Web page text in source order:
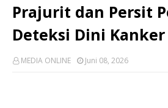
Prajurit dan Persit
Deteksi Dini
MEDIA ONLINE Juni 08, 2026